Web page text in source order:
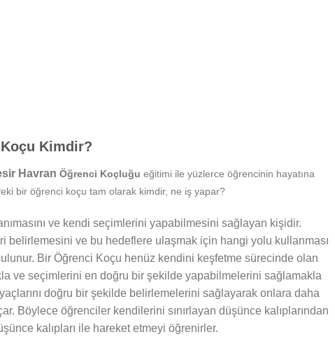
Kimdir?
Havran Öğrenci Koçluğu eğitimi ile yüzlerce öğrencinin hayatına
bir öğrenci koçu tam olarak kimdir, ne iş yapar?
ve kendi seçimlerini yapabilmesini sağlayan kişidir.
belirlemesini ve bu hedeflere ulaşmak için hangi yolu kullanması
Bir Öğrenci Koçu henüz kendini keşfetme sürecinde olan
ve seçimlerini en doğru bir şekilde yapabilmelerini sağlamakla
doğru bir şekilde belirlemelerini sağlayarak onlara daha
Böylece öğrenciler kendilerini sınırlayan düşünce kalıplarından
kalıpları ile hareket etmeyi öğrenirler.